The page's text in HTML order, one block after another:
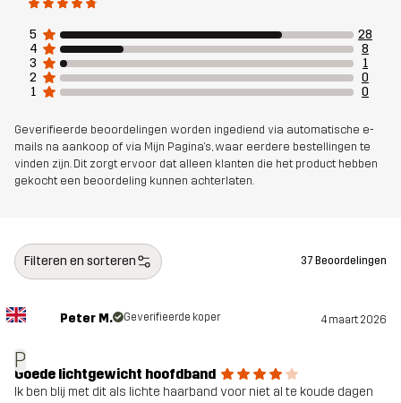
5
28
4
8
3
1
2
0
1
0
Geverifieerde beoordelingen worden ingediend via automatische e-
mails na aankoop of via Mijn Pagina's, waar eerdere bestellingen te
vinden zijn. Dit zorgt ervoor dat alleen klanten die het product hebben
gekocht een beoordeling kunnen achterlaten.
Filteren en sorteren 37 Beoordelingen
P
Peter M. Geverifieerde koper 4 maart 2026
Goede lichtgewicht hoofdband
Ik ben blij met dit als lichte haarband voor niet al te koude dagen